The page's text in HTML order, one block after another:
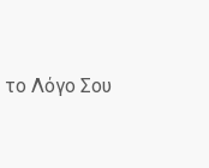
Λόγο Σου